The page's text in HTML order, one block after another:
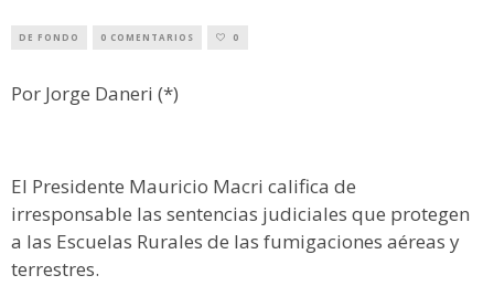
DE FONDO 0 COMENTARIOS 0
Por Jorge Daneri (*)
El Presidente Mauricio Macri califica de
irresponsable las sentencias judiciales que protegen
a las Escuelas Rurales de las fumigaciones aéreas y
terrestres.